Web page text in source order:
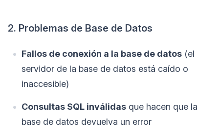
2. Problemas de Base de Datos
Fallos de conexión a la base de datos (el
servidor de la base de datos está caído o
inaccesible)
Consultas SQL inválidas que hacen que la
base de datos devuelva un error